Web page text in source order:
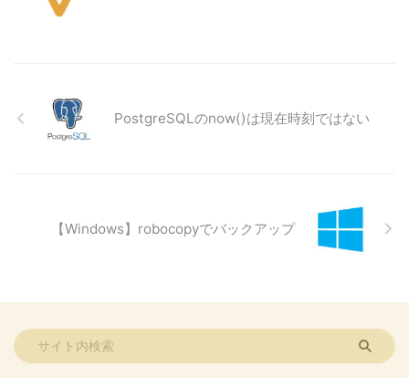
PostgreSQLのnow()は現在時刻ではない
【Windows】robocopyでバックアップ